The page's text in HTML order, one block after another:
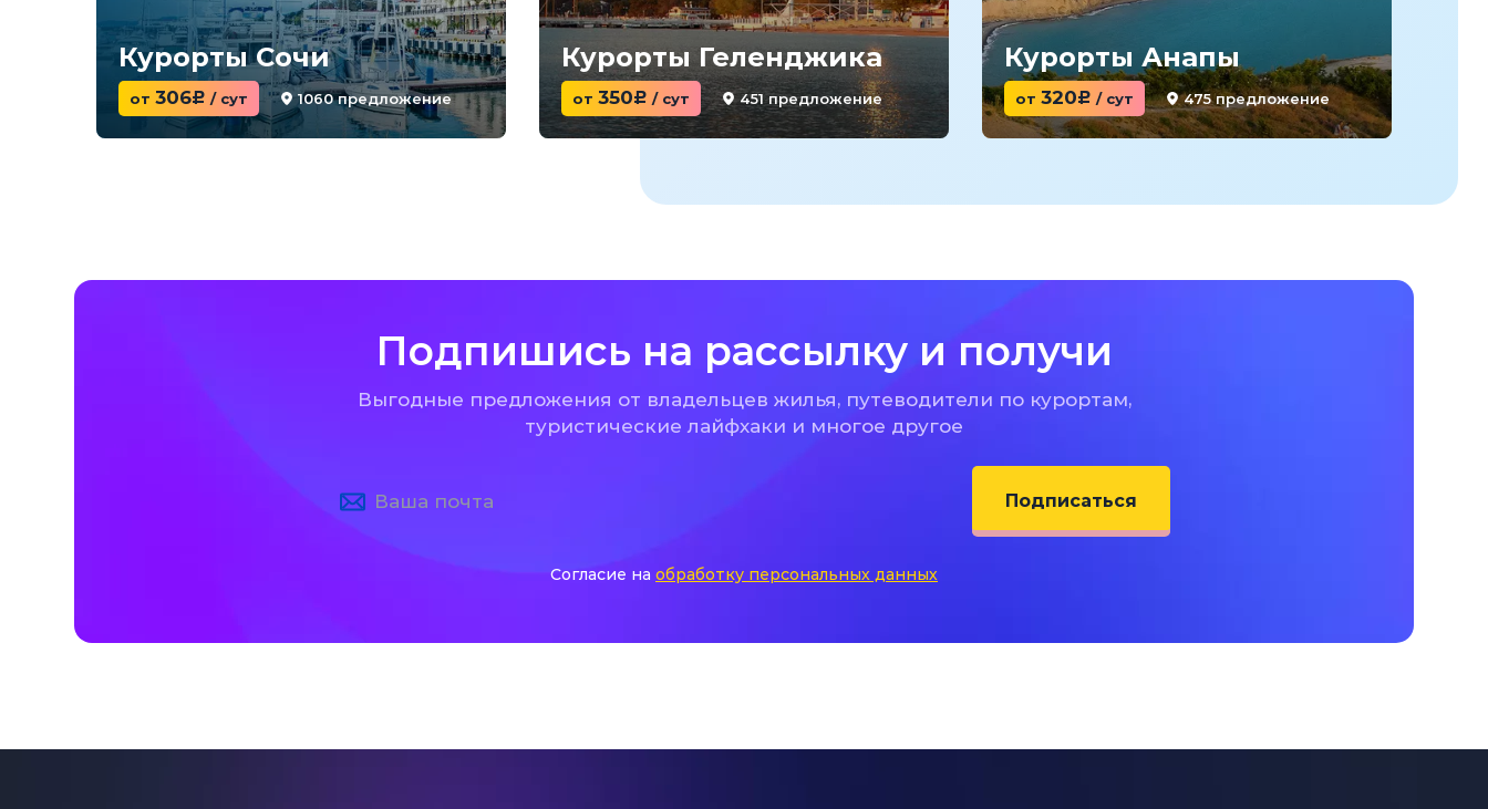
Курорты Сочи
от 306c / сут 1060 предложение
Курорты Геленджика
от 350c / сут 451 предложение
Курорты Анапы
от 320c / сут 475 предложение
Подпишись на рассылку и получи
Выгодные предложения от владельцев жилья, путеводители по курортам,
туристические лайфхаки и многое другое
Подписаться
Согласие на обработку персональных данных